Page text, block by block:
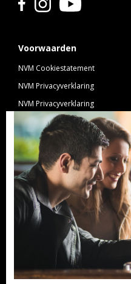
Voorwaarden
NVM Cookiestatement
NVM Privacyverklaring
NVM Privacyverklaring
Nieuwbouw
NVM Voorwaarden Consument
NVM Voorwaarden
Professionele Opdrachtgevers
Links
Ibiza Real Estate BDK
NieuwWonenUtrecht
Zuijdplas | De Keizer